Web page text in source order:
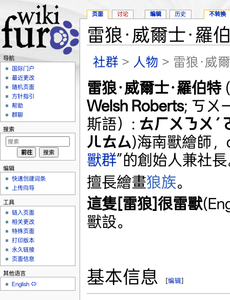
雷狼·威爾士·羅
社群 > 人物 > 雷狼·威
雷狼·威爾士·羅伯特
Welsh Roberts; ㄎㄨ
斯語）: ㄊㄏㄨㄋㄨˊ
ㄦㄊㄙ)海南獸繪師
獸群”的創始人兼社
擅長繪畫狼族。
這隻[雷狼]很雷獸
獸設。
基本信息 [编辑]
页面 讨论 编辑 历史 不转换
导航
国际门户
最近更改
随机页面
方针指引
帮助
群聊
搜索
编辑
快速创建词条
上传向导
工具
链入页面
相关更改
特殊页面
打印版本
永久链接
页面信息
其他语言
English ⇔